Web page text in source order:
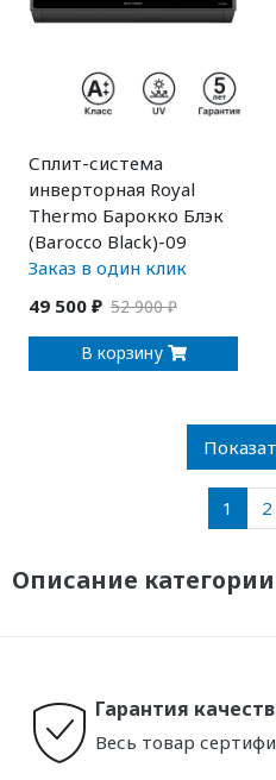
Сплит-система
инверторная Royal
Thermo Барокко Блэк
(Barocco Black)-09
Заказ в один клик
49 500 ₽ 52 900 ₽
В корзину
1 2
Описание категории
Гарантия
Весь товар